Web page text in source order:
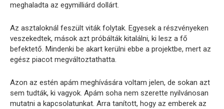
meghaladta az egymilliárd dollárt.
Az asztaloknál feszült viták folytak. Egyesek a részvényeken
veszekedtek, mások azt próbálták kitalálni, ki lesz a fő
befektető. Mindenki be akart kerülni ebbe a projektbe, mert az
egész piacot megváltoztathatta.
Azon az estén apám meghívására voltam jelen, de sokan azt
sem tudták, ki vagyok. Apám soha nem szerette nyilvánosan
mutatni a kapcsolatunkat. Arra tanított, hogy az emberek az